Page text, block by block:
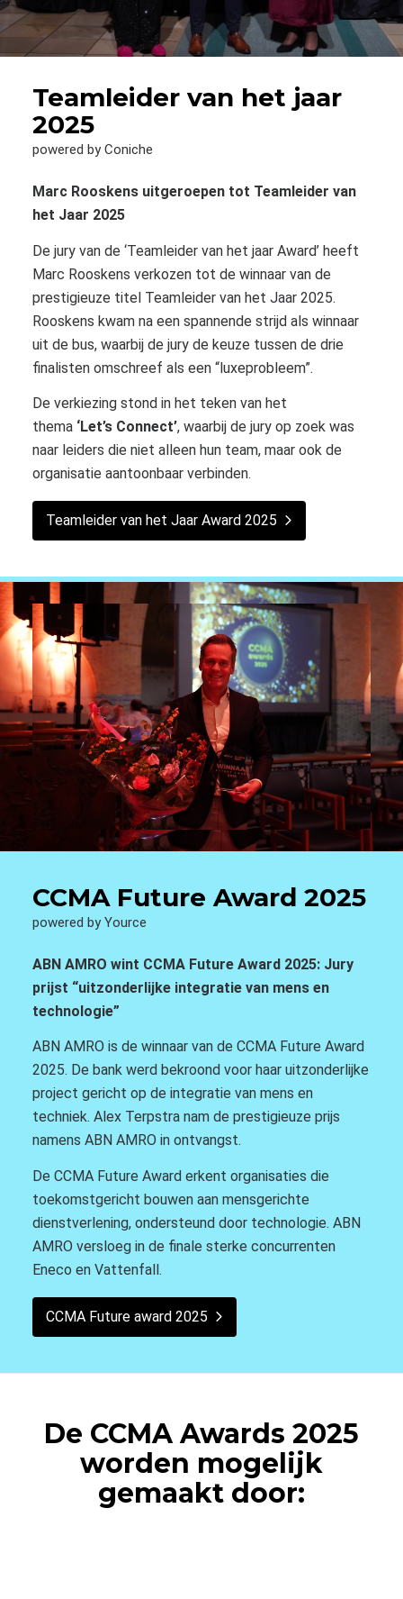
Teamleider van het jaar
2025
powered by Coniche
Marc Rooskens uitgeroepen tot Teamleider van
het Jaar 2025
De jury van de ‘Teamleider van het jaar Award’ heeft
Marc Rooskens verkozen tot de winnaar van de
prestigieuze titel Teamleider van het Jaar 2025.
Rooskens kwam na een spannende strijd als winnaar
uit de bus, waarbij de jury de keuze tussen de drie
finalisten omschreef als een “luxeprobleem”.
De verkiezing stond in het teken van het
thema ‘Let’s Connect’, waarbij de jury op zoek was
naar leiders die niet alleen hun team, maar ook de
organisatie aantoonbaar verbinden.
Teamleider van het Jaar Award 2025
CCMA Future Award 2025
powered by Yource
ABN AMRO wint CCMA Future Award 2025: Jury
prijst “uitzonderlijke integratie van mens en
technologie”
ABN AMRO is de winnaar van de CCMA Future Award
2025. De bank werd bekroond voor haar uitzonderlijke
project gericht op de integratie van mens en
techniek. Alex Terpstra nam de prestigieuze prijs
namens ABN AMRO in ontvangst.
De CCMA Future Award erkent organisaties die
toekomstgericht bouwen aan mensgerichte
dienstverlening, ondersteund door technologie. ABN
AMRO versloeg in de finale sterke concurrenten
Eneco en Vattenfall.
CCMA Future award 2025
De CCMA Awards 2025
worden mogelijk
gemaakt door: